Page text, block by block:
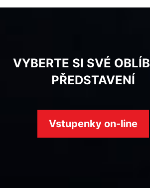
VYBERTE SI SVÉ
PŘEDSTAVENÍ
Vstupenky on-line